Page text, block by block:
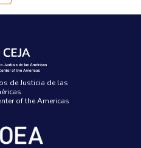
de Justicia de las
of the Americas